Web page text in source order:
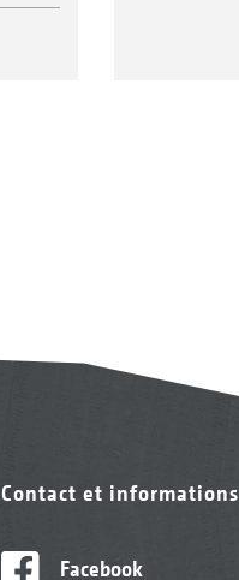
Contact et informations
Facebook